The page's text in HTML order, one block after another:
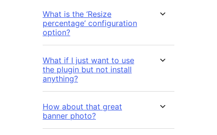
What is the ‘Resize
percentage’ configuration
option?
What if I just want to use
the plugin but not install
anything?
How about that great
banner photo?